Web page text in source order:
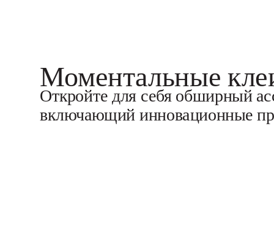
Моментальные
Откройте для себя обширный
включающий инновационные